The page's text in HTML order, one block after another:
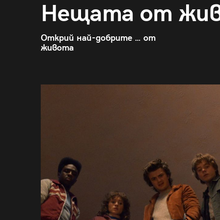
Нещата от
Открий най-добрите … от
живота